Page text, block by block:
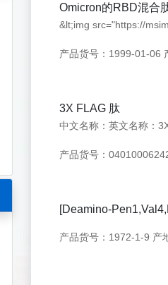
Omicron的RBD混合
&lt;img src="https://
产品货号：1999-01-06
3X FLAG 肽
产品货号：
[Deamino-
产品货号：1972-1-9 产